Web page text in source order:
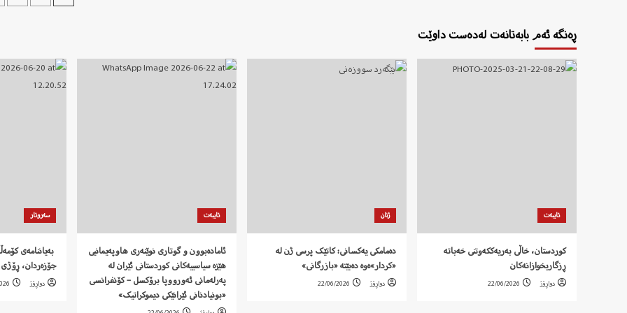
ڕەنگە ئەم بابەتانەت لەدەست داوێت
تایبەت
کوردستان، خاڵی بەریەککەوتنی خەباتە
ڕزگاریخوازانەکان
دواڕۆژ 22/06/2026
ژنان
دەمامکی یەکسانی: کاتێک پرسی ژن لە
«کردار»ەوە دەبێتە «بازرگانی»
دواڕۆژ 22/06/2026
تایبەت
ئامادەبوون و گوتاری نوێنەری هاوپەیمانیی
هێزە سیاسییەکانی کوردستانی ئێران لە
پەرلەمانی ئەورووپا برۆکسل – کۆنفرانسی
«بونیادنانی ئێرانێکی دیموکراتیک»
سەروتار
جۆزەردان،
دواڕۆژ